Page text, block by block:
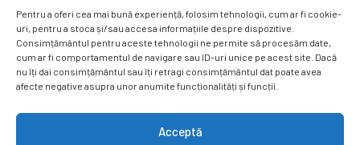
Pentru a oferi cea mai bună experiență, folosim tehnologii, cum ar fi cookie-
uri, pentru a stoca și/sau accesa informațiile despre dispozitive.
Consimțământul pentru aceste tehnologii ne permite să procesăm date,
cum ar fi comportamentul de navigare sau ID-uri unice pe acest site. Dacă
nu îți dai consimțământul sau îți retragi consimțământul dat poate avea
afecte negative asupra unor anumite funcționalități și funcții.
Acceptă
Ne puteți găsi și pe rețelele sociale.